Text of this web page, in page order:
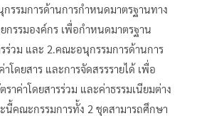
รรมการด้านการกำหนดมาตรฐานทาง
กรรมองค์กร เพื่อกำหนดมาตรฐาน
ร่วม และ 2.คณะอนุกรรมการด้านการ
โดยสาร และการจัดสรรรายได้ เพื่อ
าค่าโดยสารร่วม และค่าธรรมเนียมต่าง
นี้คณะกรรมการทั้ง 2 ชุดสามารถศึกษา